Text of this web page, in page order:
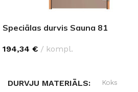
Speciālas durvis Sauna 81
194,34 € kompl.
DURVJU MATERIĀLS Koks